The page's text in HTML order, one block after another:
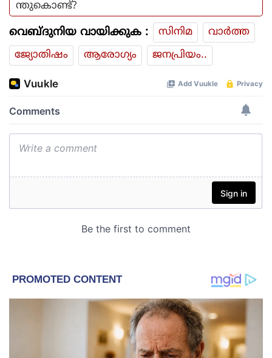
ന്തുകൊണ്ട്?
വെബ്ദുനിയ വായിക്കുക : സിനിമ
വാര്‍ത്ത
ജ്യോതിഷം
ആരോഗ്യം ജനപ്രിയം..